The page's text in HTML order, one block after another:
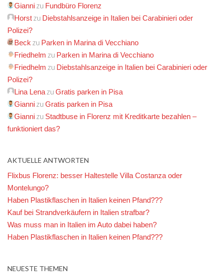
Gianni zu Fundbüro Florenz
Horst zu Diebstahlsanzeige in Italien bei Carabinieri oder
Polizei?
Beck zu Parken in Marina di Vecchiano
Friedhelm zu Parken in Marina di Vecchiano
Friedhelm zu Diebstahlsanzeige in Italien bei Carabinieri oder
Polizei?
Lina Lena zu Gratis parken in Pisa
Gianni zu Gratis parken in Pisa
Gianni zu Stadtbuse in Florenz mit Kreditkarte bezahlen –
funktioniert das?
AKTUELLE ANTWORTEN
Flixbus Florenz: besser Haltestelle Villa Costanza oder
Montelungo?
Haben Plastikflaschen in Italien keinen Pfand???
Kauf bei Strandverkäufern in Italien strafbar?
Was muss man in Italien im Auto dabei haben?
Haben Plastikflaschen in Italien keinen Pfand???
NEUESTE THEMEN